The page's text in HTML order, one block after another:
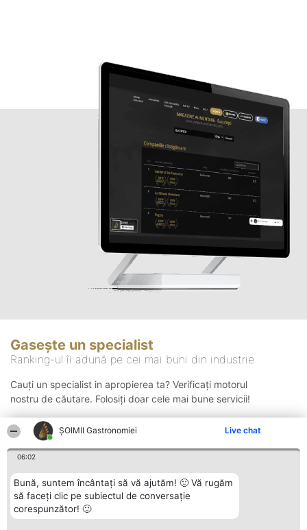
ȘOIMII Gastronomiei Live chat
06:02
Bună, suntem încântați să vă ajutăm! 🙂 Vă rugăm
să faceți clic pe subiectul de conversație
corespunzător! 🙂
Gasește un specialist
Ranking-ul îi adună pe cei mai buni din industrie
Cauți un specialist in apropierea ta? Verificați motorul
nostru de căutare. Folosiți doar cele mai bune servicii!